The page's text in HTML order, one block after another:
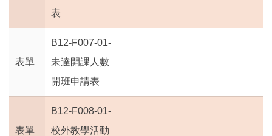
表
表單
B12-F007-01-
未達開課人數
開班申請表
表單
B12-F008-01-
校外教學活動